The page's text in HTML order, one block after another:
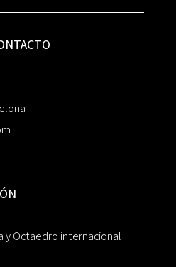
y Octaedro internacional